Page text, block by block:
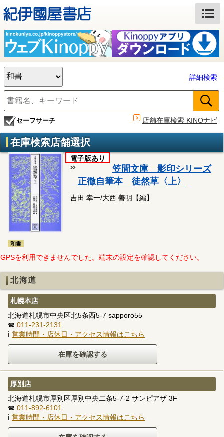
詳細検索
セーフサーチ 店舗在庫検索 KINOナビ
在庫検索店舗選択
和書
電子版あり
笠間文庫 影印シリーズ
正徹自筆本 徒然草〈上〉
吉田 幸一/大西 善明【編】
GPSを利用できませんでした。端末の設定を確認してください。
北海道
札幌本店
北海道札幌市中央区北5条西5-7 sapporo55
☎ 011-231-2131
ℹ 営業時間・店休日・アクセス情報はこちら
厚別店
北海道札幌市厚別区厚別中央二条5-7-2 サンピアザ 3F
☎ 011-892-6101
ℹ 営業時間・店休日・アクセス情報はこちら